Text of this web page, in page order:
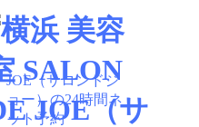
045-534-3734